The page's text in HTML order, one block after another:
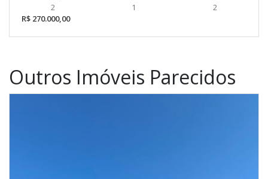
2 1
2
R$ 270.000,00
Outros Imóveis Parecidos